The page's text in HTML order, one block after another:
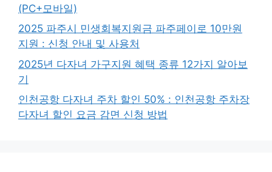
(PC+모바일)
2025 파주시 민생회복지원금 파주페이로 10만원
지원 : 신청 안내 및 사용처
2025년 다자녀 가구지원 혜택 종류 12가지 알아보
기
인천공항 다자녀 주차 할인 50% : 인천공항 주차장
다자녀 할인 요금 감면 신청 방법